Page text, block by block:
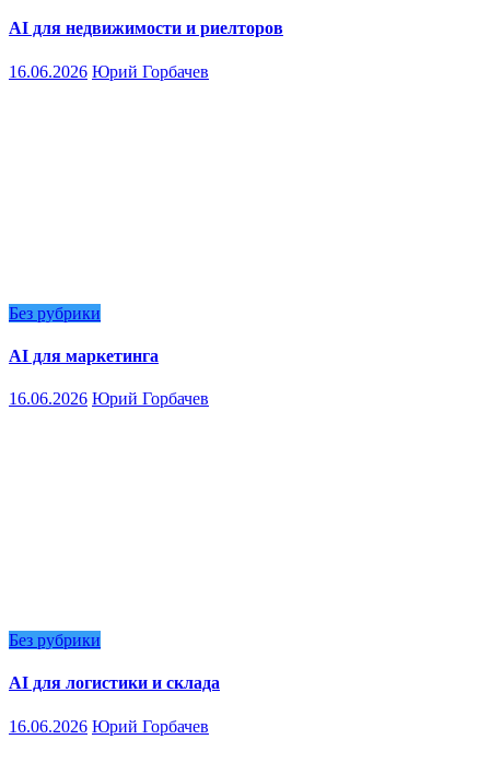
AI для недвижимости и риелторов
16.06.2026 Юрий Горбачев
Без рубрики
AI для маркетинга
16.06.2026 Юрий Горбачев
Без рубрики
AI для логистики и склада
16.06.2026 Юрий Горбачев